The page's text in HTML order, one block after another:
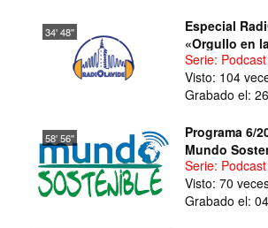
34' 48''
Especial
«Orgullo en
Serie:
Visto: 104
Grabado el:
58' 56''
Programa 6/
Mundo
Serie:
Visto: 70
Grabado el: